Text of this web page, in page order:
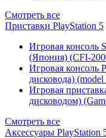
Смотреть все
Приставки PlayStation 5
Игровая консоль
(Япония) (CFI-
Игровая консоль
дисковода)
Игровая
дисководом)
Смотреть все
Аксессуары PlayStation